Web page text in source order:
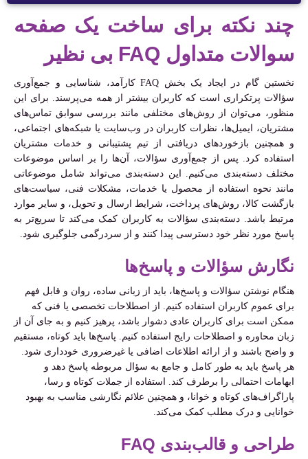
چند نکته برای ساخت یک صفحه
سوالات متداول FAQ بی نظیر
نخستین گام در ایجاد یک بخش FAQ کارآمد، شناسایی و جمع‌آوری
سؤالات پرتکراری است که کاربران بیشتر از همه می‌پرسند. برای این
منظور، می‌توان از روش‌های مختلفی مانند بررسی سوابق تماس‌های
مشتریان، ایمیل‌ها، نظرات کاربران در وب‌سایت یا شبکه‌های اجتماعی،
و همچنین بازخوردهای دریافتی از تیم پشتیبانی و خدمات مشتریان
استفاده کرد. پس از جمع‌آوری سؤالات، آن‌ها را بر اساس موضوعات
مختلف دسته‌بندی می‌کنیم. این دسته‌بندی می‌تواند شامل موضوعاتی
مانند نحوه استفاده از محصول یا خدمات، مشکلات فنی، سیاست‌های
بازگشت کالا، روش‌های پرداخت، شرایط ارسال و تحویل، و سایر موارد
مرتبط باشد. دسته‌بندی سؤالات به کاربران کمک می‌کند تا سریع‌تر به
پاسخ مورد نظر خود دسترسی پیدا کنند و از سردرگمی جلوگیری شود.
نگارش سؤالات و پاسخ‌ها
هنگام نوشتن سؤالات و پاسخ‌ها، باید از زبانی ساده، روان و قابل فهم
برای عموم کاربران استفاده کنیم. از اصطلاحات تخصصی یا فنی که
ممکن است برای کاربران عادی دشوار باشد، پرهیز کنیم و به جای آن از
زبان محاوره و اصطلاحات رایج استفاده کنیم. پاسخ‌ها باید کوتاه، مستقیم
و واضح باشند و از ارائه اطلاعات اضافی یا غیرضروری خودداری شود.
هر پاسخ باید به طور کامل و جامع به سؤال مربوطه پاسخ دهد و
ابهامات احتمالی را برطرف کند. استفاده از جملات کوتاه و رسا،
پاراگراف‌های کوتاه و خوانا، و همچنین علائم نگارشی مناسب به بهبود
خوانایی و درک مطلب کمک می‌کند.
طراحی و قالب‌بندی FAQ